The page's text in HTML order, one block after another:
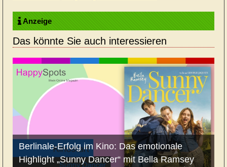
Anzeige
Das könnte Sie auch interessieren
Berlinale-Erfolg im Kino: Das emotionale
Highlight „Sunny Dancer“ mit Bella Ramsey